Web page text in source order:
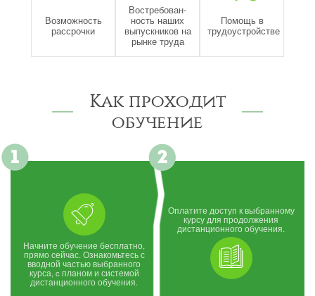
Возможность
рассрочки
Востребован-
ность наших
выпускников на
рынке труда
Помощь в
трудоустройстве
Как проходит
обучение
Начните обучение бесплатно,
прямо сейчас. Ознакомьтесь с
вводной частью выбранного
курса, c планом и системой
дистанционного обучения.
Оплатите доступ к выбранному
курсу для продолжения
дистанционного обучения.